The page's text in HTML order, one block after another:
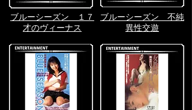
ブルーシーズン １７
才のヴィーナス
ブルーシーズン 不純
異性交遊